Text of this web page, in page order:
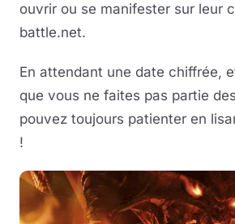
ouvrir ou se manifester sur leur
battle.net.
En attendant une date chiffrée,
que vous ne faites pas partie
pouvez toujours patienter en
!